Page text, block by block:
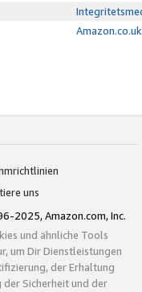
uns
2025, Amazon.com, Inc.
und ähnliche Tools
um Dir Dienstleistungen
der Erhaltung
der Sicherheit und der